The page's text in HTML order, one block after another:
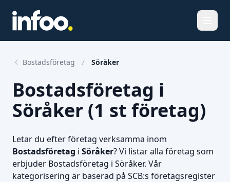
Bostadsföretag Söråker
Bostadsföretag i
Söråker (1 st företag)
Letar du efter företag verksamma inom
Bostadsföretag i Söråker? Vi listar alla företag som
erbjuder Bostadsföretag i Söråker. Vår
kategorisering är baserad på SCB:s företagsregister